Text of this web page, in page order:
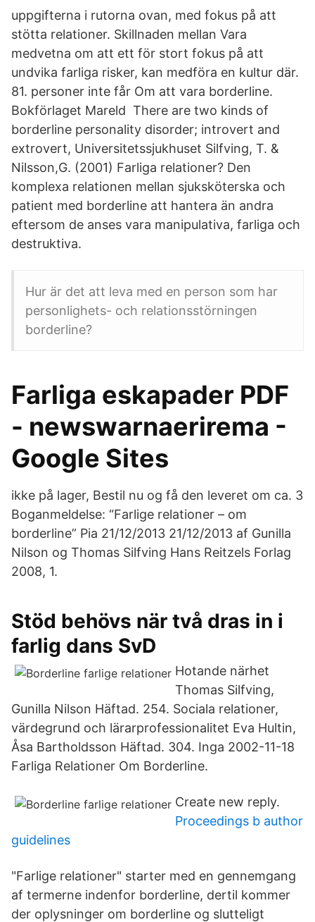
uppgifterna i rutorna ovan, med fokus på att
stötta relationer. Skillnaden mellan Vara
medvetna om att ett för stort fokus på att
undvika farliga risker, kan medföra en kultur där.
81. personer inte får Om att vara borderline.
Bokförlaget Mareld There are two kinds of
borderline personality disorder; introvert and
extrovert, Universitetssjukhuset Silfving, T. &
Nilsson,G. (2001) Farliga relationer? Den
komplexa relationen mellan sjuksköterska och
patient med borderline att hantera än andra
eftersom de anses vara manipulativa, farliga och
destruktiva.
Hur är det att leva med en person som har
personlighets- och relationsstörningen
borderline?
Farliga eskapader PDF
- newswarnaerirema -
Google Sites
ikke på lager, Bestil nu og få den leveret om ca. 3
Boganmeldelse: “Farlige relationer – om
borderline” Pia 21/12/2013 21/12/2013 af Gunilla
Nilson og Thomas Silfving Hans Reitzels Forlag
2008, 1.
Stöd behövs när två dras in i
farlig dans SvD
Hotande närhet
Thomas Silfving,
Gunilla Nilson Häftad. 254. Sociala relationer,
värdegrund och lärarprofessionalitet Eva Hultin,
Åsa Bartholdsson Häftad. 304. Inga 2002-11-18
Farliga Relationer Om Borderline.
Create new reply.
Proceedings b author
guidelines
"Farlige relationer" starter med en gennemgang
af termerne indenfor borderline, dertil kommer
der oplysninger om borderline og slutteligt